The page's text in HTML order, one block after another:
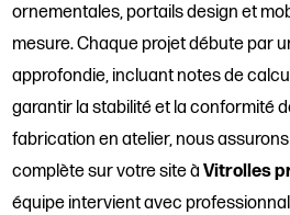
ornementales, portails design et
mesure. Chaque projet débute par
approfondie, incluant notes de
garantir la stabilité et la conformité
fabrication en atelier, nous
complète sur votre site àVitrolles
équipe intervient avec